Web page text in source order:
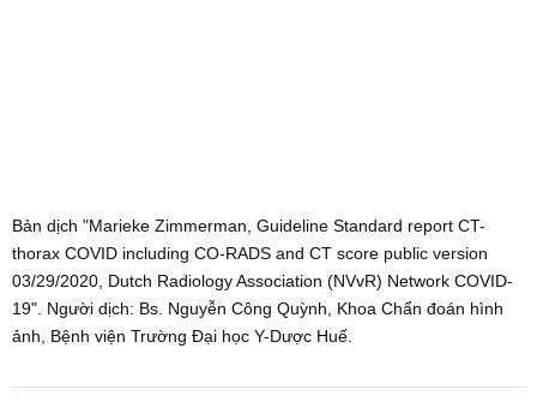
Bản dịch "Marieke Zimmerman, Guideline Standard report CT-
thorax COVID including CO-RADS and CT score public version
03/29/2020, Dutch Radiology Association (NVvR) Network COVID-
19". Người dịch: Bs. Nguyễn Công Quỳnh, Khoa Chẩn đoán hình
ảnh, Bệnh viện Trường Đại học Y-Dược Huế.